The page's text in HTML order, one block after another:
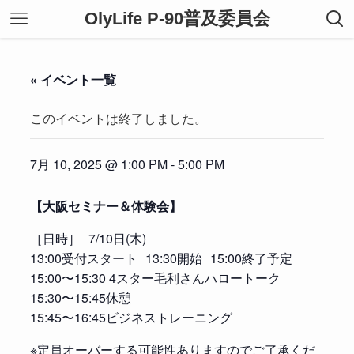
OlyLife P-90普及委員会
« イベント一覧
このイベントは終了しました。
7月 10, 2025 @ 1:00 PM-5:00 PM
【大阪セミナー＆体験会】
［日時］ 7/10日(木)
13:00受付スタート 13:30開始 15:00終了予定
15:00〜15:30 4スター毛利さんハロートーク
15:30〜15:45休憩
15:45〜16:45ビジネストレーニング
※定員オーバーする可能性ありますのでご了承くだ